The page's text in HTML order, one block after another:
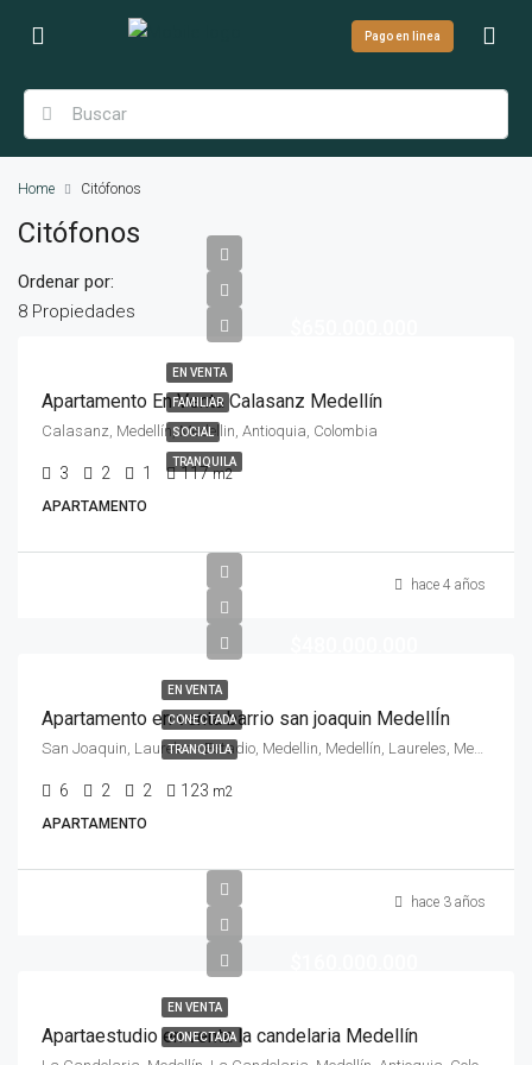
Pago en linea
Home Citófonos
Citófonos
8 Propiedades
Ordenar por:
EN VENTA
FAMILIAR
SOCIAL
TRANQUILA
Apartamento En Venta Calasanz Medellín
Calasanz, Medellín, Medellin, Antioquia, Colombia
3 2 1 117 m2
APARTAMENTO
hace 4 años
EN VENTA
CONECTADA
TRANQUILA
Apartamento en venta barrio san joaquin MedellÍn
San Joaquin, Laureles - Estadio, Medellin, Medellín, Laureles, Medellin, Antioquia, Colombia
6 2 2 123 m2
APARTAMENTO
hace 3 años
EN VENTA
CONECTADA
Apartaestudio en venta la candelaria Medellín